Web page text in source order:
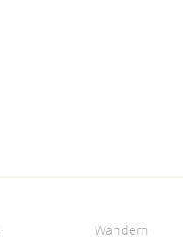
Wandern